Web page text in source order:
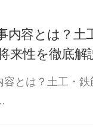
内容とは？土
来性を徹底解
とは？土工・